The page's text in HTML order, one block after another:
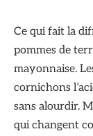
Ce qui fait la
pommes de
mayonnaise.
cornichons
sans alourdir.
qui changent